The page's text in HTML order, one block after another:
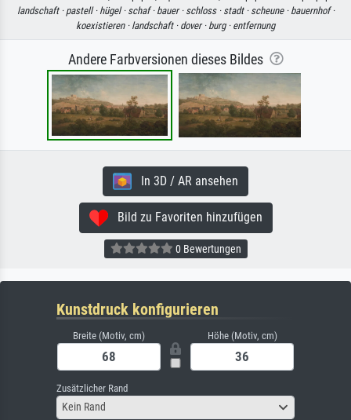
landschaft · pastell · hügel · schaf · bauer · schloss · stadt · scheune · bauernhof ·
koexistieren · landschaft · dover · burg · entfernung
Andere Farbversionen dieses Bildes
In 3D / AR ansehen
Bild zu Favoriten hinzufügen
0 Bewertungen
Kunstdruck konfigurieren
Breite (Motiv, cm) Höhe (Motiv, cm)
Zusätzlicher Rand
Kein Rand